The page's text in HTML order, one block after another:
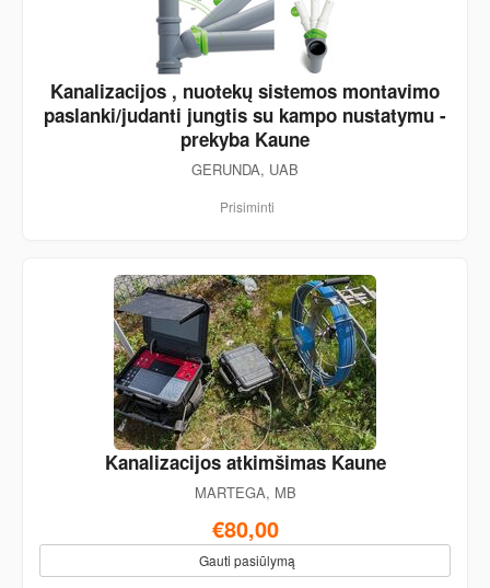
Kanalizacijos , nuotekų sistemos montavimo
paslanki/judanti jungtis su kampo nustatymu -
prekyba Kaune
GERUNDA, UAB
Prisiminti
Kanalizacijos atkimšimas Kaune
MARTEGA, MB
€80,00
Gauti pasiūlymą